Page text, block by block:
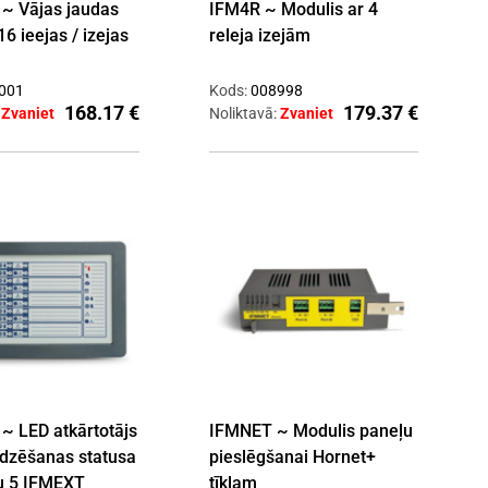
Vājas jaudas
ieejas / izejas
Zvaniet 168.17 €
IFM4R ~ Modulis ar 4
releja izejām
Kods:008998
Noliktavā:Zvaniet 179.37 €
~ LED atkārtotājs
statusa
5 IFMEXT
IFMNET ~ Modulis paneļu
pieslēgšanai Hornet+
tīklam